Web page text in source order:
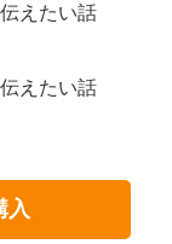
えたい話
えたい話
入